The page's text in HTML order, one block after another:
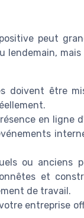
peut
doivent être
en ligne
ou anciens
et
de travail.
entreprise